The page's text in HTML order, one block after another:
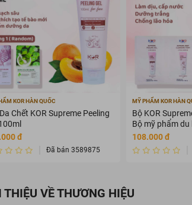
Công dụng:
Định hình lại dáng chân mày gọn
Giúp tạo điểm nhấn cho khuôn
Lưỡi dao không gỉ hạn chế gây
Kiểu dáng nhỏ, gọn, dễ sử dụng
Dao cạo chân mày KAI rất bền,
KOR HÀN QUỐC
Chết KOR Supreme Peeling
đ
Đã bán 3589875
MỸ PHẨM KOR HÀN
Bộ KOR
Bộ mỹ phẩm du
108.000 đ
THIỆU VỀ THƯƠNG HIỆU